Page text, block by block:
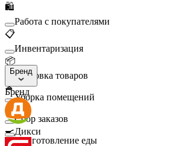
🛍️
Работа с покупателями
📋
Инвентаризация
📦
Упаковка товаров
🧹
Уборка помещений
🛒
Сбор заказов
🍳
Приготовление еды
Бренд
Бренд
Дикси